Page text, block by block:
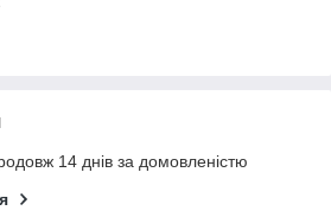
14 днів за домовленістю